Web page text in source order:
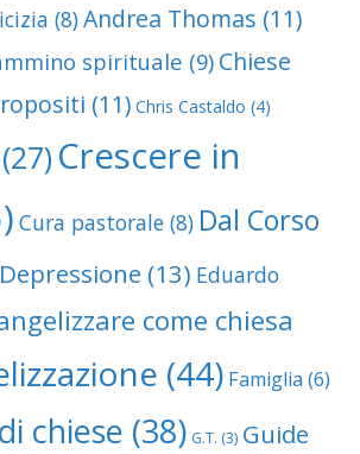
(8)Andrea Thomas (11)
spirituale (9) Chiese
(11) Chris Castaldo (4)
(27) Crescere in
Cura pastorale (8) Dal Corso
Depressione (13) Eduardo
come chiesa
(44) Famiglia (6)
chiese (38) G.T. (3) Guide